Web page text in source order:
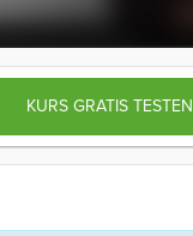
KURS GRATIS TESTEN